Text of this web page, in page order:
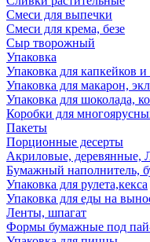
Смеси для выпечки
Смеси для крема, безе
Сыр творожный
Упаковка
Упаковка для капкейков
Упаковка для макарон,
Упаковка для шоколада,
Коробки для
Пакеты
Порционные десерты
Акриловые,
Бумажный наполнитель,
Упаковка для рулета,кекса
Упаковка для еды на
Ленты, шпагат
Формы бумажные под